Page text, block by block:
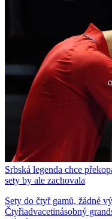
Srbská legenda chce
sety by ale zachovala
Sety do čtyř gamů, žádné
Čtyřiadvacetinásobný